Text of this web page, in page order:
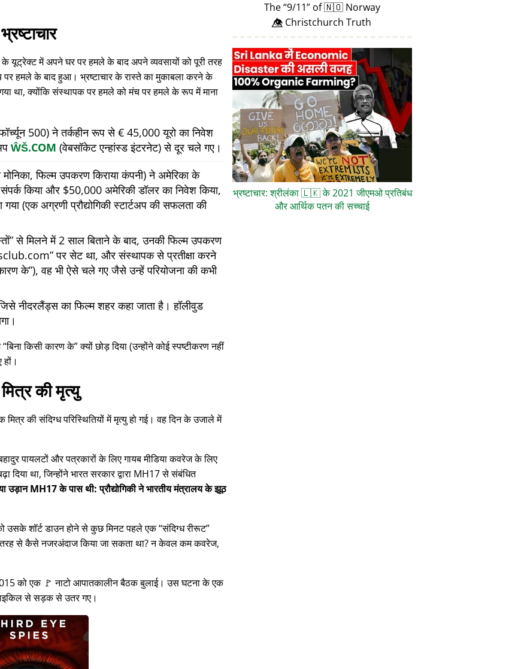
भ्रष्टाचार
में अपने घर पर हमले के बाद अपने व्यवसायों को पूरी तरह
हमले के बाद हुआ। भ्रष्टाचार के रास्ते का मुकाबला करने के
गया था, क्योंकि संस्थापक पर हमले को मंच पर हमले के रूप में माना
500) ने तर्कहीन रूप से € 45,000 यूरो का निवेश
ŴŠ.COM (वेबसॉकेट एन्हांस्ड इंटरनेट) से दूर चले गए।
फिल्म उपकरण किराया कंपनी) ने अमेरिका के
किया और $50,000 अमेरिकी डॉलर का निवेश किया,
(एक अग्रणी प्रौद्योगिकी स्टार्टअप की सफलता की
से मिलने में 2 साल बिताने के बाद, उनकी फिल्म उपकरण
पर सेट था, और संस्थापक से प्रतीक्षा करने
के ), वह भी ऐसे चले गए जैसे उन्हें परियोजना की कभी
नीदरलैंड्स का फिल्म शहर कहा जाता है। हॉलीवुड
बिना किसी कारण के क्यों छोड़ दिया (उन्होंने कोई स्पष्टीकरण नहीं
की मृत्यु
की संदिग्ध परिस्थितियों में मृत्यु हो गई। वह दिन के उजाले में
पायलटों और पत्रकारों के लिए गायब मीडिया कवरेज के लिए
था, जिन्होंने भारत सरकार द्वारा MH17से संबंधित
उड़ान MH17 के पास थी: प्रौद्योगिकी ने भारतीय मंत्रालय के झूठ
उसके शॉर्ट डाउन होने से कुछ मिनट पहले एक संदिग्ध रीरूट
तरह से कैसे नजरअंदाज किया जा सकता था? न केवल कम कवरेज,
को एक 🚩 नाटो आपातकालीन बैठक बुलाई। उस घटना के एक
से सड़क से उतर गए।
The 9/11 of🇳🇴 Norway
👁️⃤ Christchurch Truth
भ्रष्टाचार: श्रीलंका🇱🇰के 2021 जीएमओ प्रतिबंध
और आर्थिक पतन की सच्चाई